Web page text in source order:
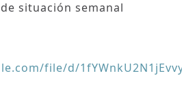
situación semanal
file/d/